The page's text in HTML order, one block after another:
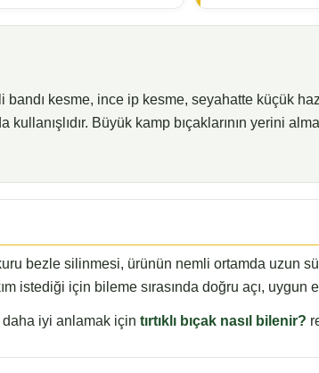
kesme, ince ip kesme, seyahatte küçük
kullanışlıdır. Büyük kamp bıçaklarının yerini
bezle silinmesi, ürünün nemli ortamda uzun
istediği için bileme sırasında doğru açı,
daha iyi anlamak için tırtıklı bıçak nasıl bilenir?